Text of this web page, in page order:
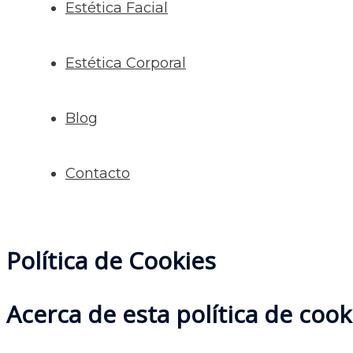
Estética Facial
Estética Corporal
Blog
Contacto
Política de Cookies
Acerca de esta política de